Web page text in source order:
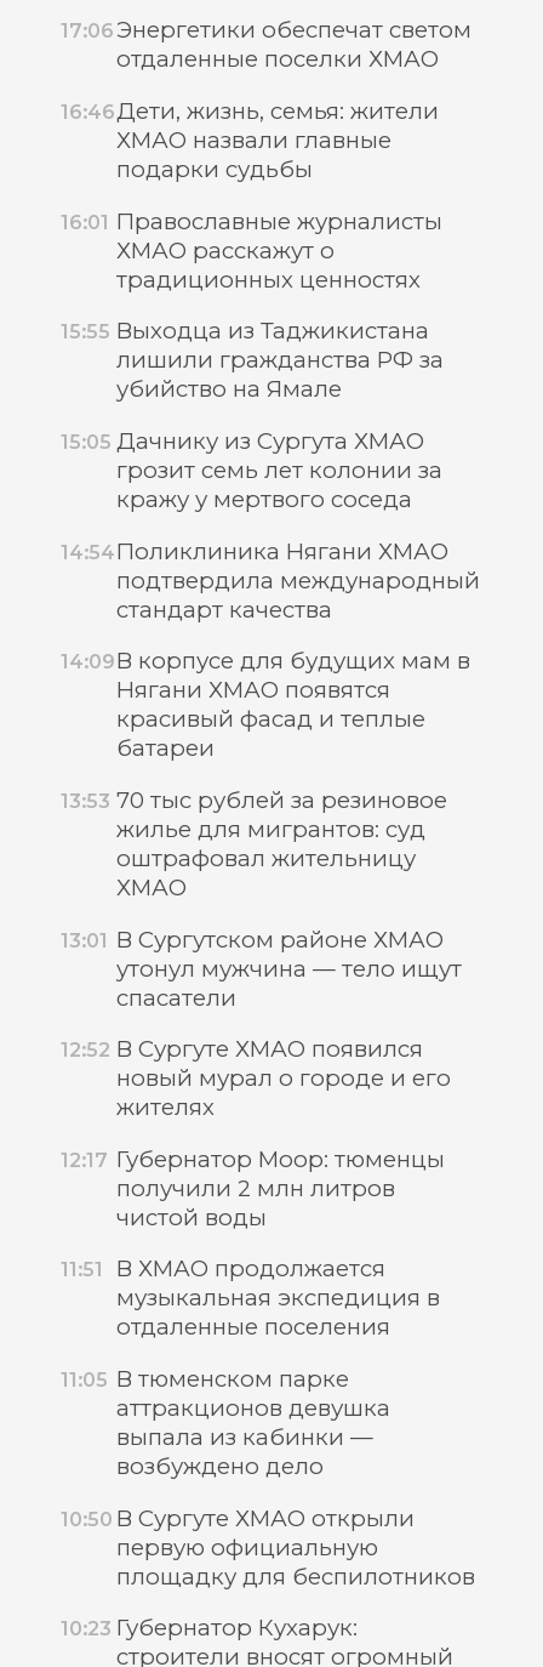
17:06 Энергетики обеспечат светом
отдаленные поселки ХМАО
16:46Дети, жизнь, семья: жители
ХМАО назвали главные
подарки судьбы
16:01 Православные журналисты
ХМАО расскажут о
традиционных ценностях
15:55 Выходца из Таджикистана
лишили гражданства РФ за
убийство на Ямале
15:05 Дачнику из Сургута ХМАО
грозит семь лет колонии за
кражу у мертвого соседа
14:54Поликлиника Нягани ХМАО
подтвердила международный
стандарт качества
14:09В корпусе для будущих мам в
Нягани ХМАО появятся
красивый фасад и теплые
батареи
13:53 70 тыс рублей за резиновое
жилье для мигрантов: суд
оштрафовал жительницу
ХМАО
13:01 В Сургутском районе ХМАО
утонул мужчина — тело ищут
спасатели
12:52 В Сургуте ХМАО появился
новый мурал о городе и его
жителях
12:17 Губернатор Моор: тюменцы
получили 2 млн литров
чистой воды
11:51
В ХМАО продолжается
музыкальная экспедиция в
отдаленные поселения
11:05 В тюменском парке
аттракционов девушка
выпала из кабинки —
возбуждено дело
10:50 В Сургуте ХМАО открыли
первую официальную
площадку для беспилотников
10:23 Губернатор Кухарук:
строители вносят огромный